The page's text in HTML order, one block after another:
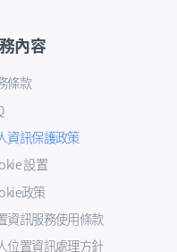
內容
條款
資訊保護政策
設置
政策
資訊服務使用條款
位置資訊處理方針